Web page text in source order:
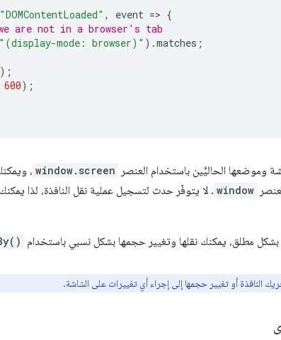
"DOMContentLoaded" , event => {
are not in a browser's tab
"(display-mode: browser)" ).matches ;
);
600);
الحاليَّين باستخدام العنصر window.screen ،
window . لا يتوفّر حدث لتسجيل عملية نقل النافذة، لذا
بشكل مطلق، يمكنك نقلها وتغيير حجمها بشكل نسبي باستخدام
النافذة أو تغيير حجمها إلى إجراء أي تغييرات على الشاشة.